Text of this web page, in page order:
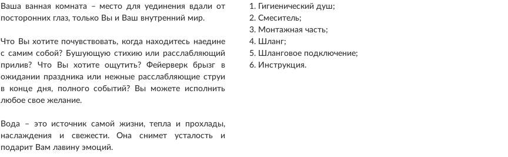
Гигиенический душ;
Смеситель;
Монтажная часть;
Шланг;
Шланговое подключение;
Инструкция.
Ваша ванная комната – место для уединения вдали от
посторонних глаз, только Вы и Ваш внутренний мир.
Что Вы хотите почувствовать, когда находитесь наедине
с самим собой? Бушующую стихию или расслабляющий
прилив? Что Вы хотите ощутить? Фейерверк брызг в
ожидании праздника или нежные расслабляющие струи
в конце дня, полного событий? Вы можете исполнить
любое свое желание.
Вода – это источник самой жизни, тепла и прохлады,
наслаждения и свежести. Она снимет усталость и
подарит Вам лавину эмоций.